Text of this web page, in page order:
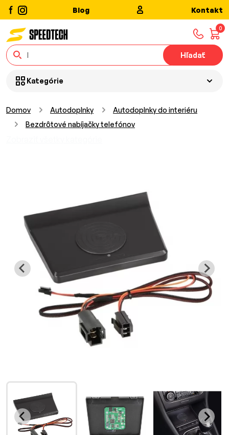
Blog Kontakt
0
Hľadať
Kategórie
Domov Autodoplnky
Autodoplnky do interiéru
Bezdrôtové nabíjačky telefónov